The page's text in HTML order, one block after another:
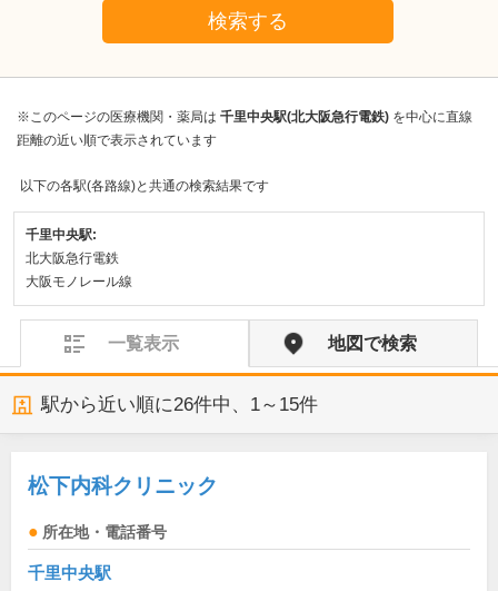
検索する
※このページの医療機関・薬局は 千里中央駅(北大阪急行電鉄) を中心に直線
距離の近い順で表示されています
以下の各駅(各路線)と共通の検索結果です
千里中央駅:
北大阪急行電鉄
大阪モノレール線
一覧表示 地図で検索
駅から近い順に26件中、 1～15件
松下内科クリニック
所在地・電話番号
千里中央駅